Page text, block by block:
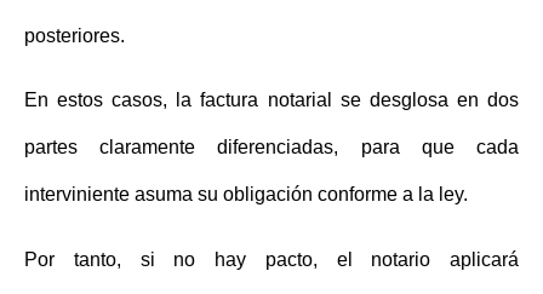
posteriores.
En estos casos, lafactura notarial se desglosa en dos
partes claramente diferenciadas, para que cada
interviniente asuma su obligación conforme a la ley.
Por tanto, si no hay pacto, el notario aplicará